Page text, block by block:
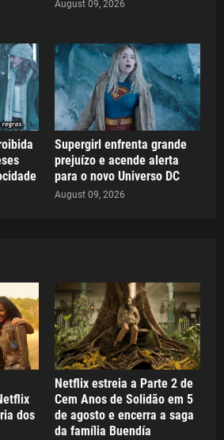
August 09, 2026
Supergirl enfrenta grande
prejuízo e acende alerta
para o novo Universo DC
August 09, 2026
dos
Netflix estreia a Parte 2 de
Cem Anos de Solidão em 5
de agosto e encerra a saga
da família Buendía